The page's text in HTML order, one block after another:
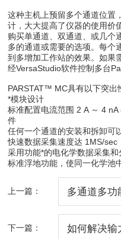
这种主机上预留多个通道位置
计，大大提高了仪器的使用价
购买单通道、双通道、或几个
多的通道或需要的选项。每个
到多增加工作站的效果。如果
经VersaStudio软件控制多台
PARSTAT™ MC具有以下突出
*模块设计
标准配置电流范围 2 A ～ 4
件
任何一个通道的安装和拆卸可
快速数据采集速度达 1MS/sec
采用功能*的电化学数据采集
标准浮地功能，使同一化学池
上一篇： 多通道多功
下一篇： 如何解决输